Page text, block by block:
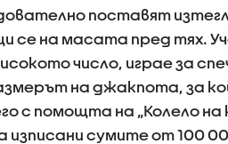
поставят
се на масата пред тях.
число, играе за
на джакпота, за
с помощта на „Колело на
сумите от 100